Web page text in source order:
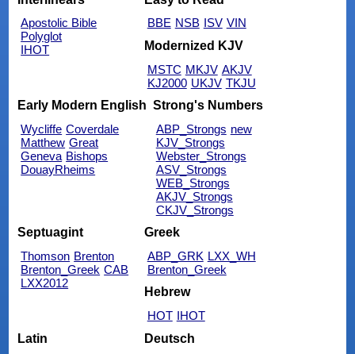
Apostolic Bible
Polyglot
IHOT
BBE NSB ISV VIN
Modernized KJV
MSTC MKJV AKJV
KJ2000 UKJV TKJU
Early Modern English
Wycliffe Coverdale
Matthew Great
Geneva Bishops
DouayRheims
Strong's Numbers
ABP_Strongs new
KJV_Strongs
Webster_Strongs
ASV_Strongs
WEB_Strongs
AKJV_Strongs
CKJV_Strongs
Septuagint
Thomson Brenton
Brenton_Greek CAB
LXX2012
Greek
ABP_GRK LXX_WH
Brenton_Greek
Hebrew
HOT IHOT
Latin
Deutsch